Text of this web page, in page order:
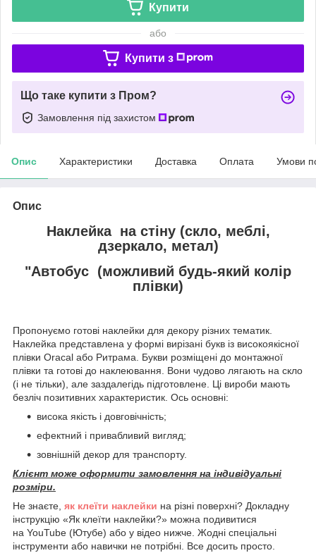
Купити
або
Купити з
Що таке купити з Пром?
Замовлення під захистом
Опис Характеристики Доставка Оплата Умови
Опис
Наклейка на стіну (скло, меблі,
дзеркало, метал)
"Автобус (можливий будь-який колір
плівки)
Пропонуємо готові наклейки для декору різних тематик.
Наклейка представлена у формі вирізані букв із високоякісної
плівки Oracal або Ритрама. Букви розміщені до монтажної
плівки та готові до наклеювання. Вони чудово лягають на скло
(і не тільки), але заздалегідь підготовлене. Ці вироби мають
безліч позитивних характеристик. Ось основні:
висока якість і довговічність;
ефектний і привабливий вигляд;
зовнішній декор для транспорту.
Клієнт може оформити замовлення на індивідуальні
розміри.
Не знаєте, як клеїти наклейки на різні поверхні? Докладну
інструкцію «Як клеїти наклейки?» можна подивитися
на YouTube (Ютубе) або у відео нижче. Жодні спеціальні
інструменти або навички не потрібні. Все досить просто.